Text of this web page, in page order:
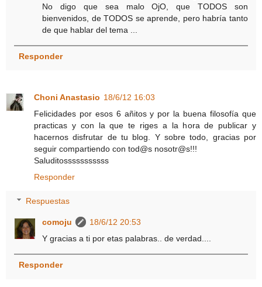
No digo que sea malo OjO, que TODOS son
bienvenidos, de TODOS se aprende, pero habría tanto
de que hablar del tema ...
Responder
Choni Anastasio 18/6/12 16:03
Felicidades por esos 6 añitos y por la buena filosofía que
practicas y con la que te riges a la hora de publicar y
hacernos disfrutar de tu blog. Y sobre todo, gracias por
seguir compartiendo con tod@s nosotr@s!!!
Saluditosssssssssss
Responder
Respuestas
comoju
18/6/12 20:53
Y gracias a ti por etas palabras.. de verdad....
Responder